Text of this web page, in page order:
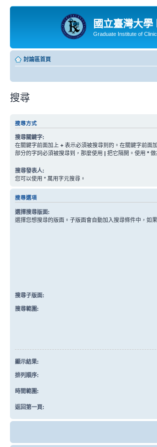
國立臺灣大
Graduate Institute of
討論區首頁
搜尋
搜尋方式
搜尋關鍵字:
在關鍵字前面加上 + 表示必須被搜尋到的。在關鍵字前面
部分的字詞必須被搜尋到，那麼使用 | 把它隔開。使用 * 做
搜尋發表人:
您可以使用 * 萬用字元搜尋。
搜尋選項
選擇搜尋版面:
選擇您想搜尋的版面。子版面會自動加入搜尋條件中，如
搜尋子版面:
搜尋範圍:
顯示結果:
排列順序:
時間範圍:
返回第一頁: